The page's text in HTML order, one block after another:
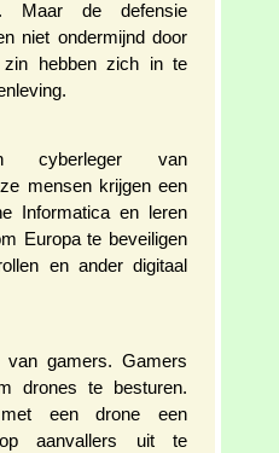
Maar de defensie
niet ondermijnd door
zin hebben zich in te
van
mensen krijgen een
Informatica en leren
Europa te beveiligen
en ander digitaal
gamers. Gamers
drones te besturen.
met een drone een
op aanvallers uit te